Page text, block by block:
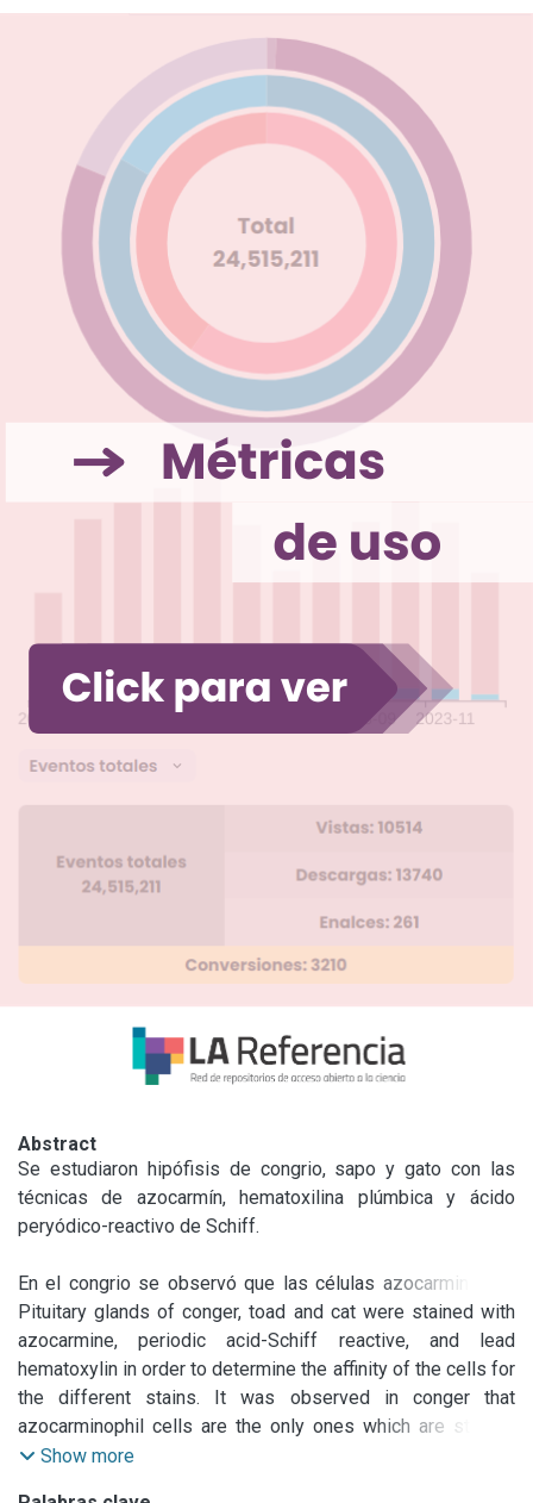
Abstract
Se estudiaron hipófisis de congrio, sapo y gato con las
técnicas de azocarmín, hematoxilina plúmbica y ácido
peryódico-reactivo de Schiff.
En el congrio se observó que las células azocarminófilas
son hematoxilina plúmbica positivas y ácido peryódico-
Schiff negativas.
En el sapo y gato las células azocarminófilas son ácido
peryódicoreactivo de Schiff positivas y hematoxilina
plúmbica positivas.
Pituitary glands of conger, toad and cat were stained with
azocarmine, periodic acid-Schiff reactive, and lead
hematoxylin in order to determine the affinity of the cells for
the different stains. It was observed in conger that
azocarminophil cells are the only ones which are stained
with lead hematoxylin; these cells are periodic acid-Schiff
Show more